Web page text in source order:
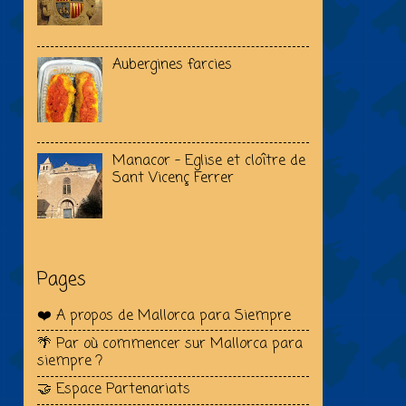
Aubergines farcies
Manacor - Eglise et cloître de
Sant Vicenç Ferrer
Pages
❤️ A propos de Mallorca para Siempre
🌴 Par où commencer sur Mallorca para
siempre ?
🤝 Espace Partenariats